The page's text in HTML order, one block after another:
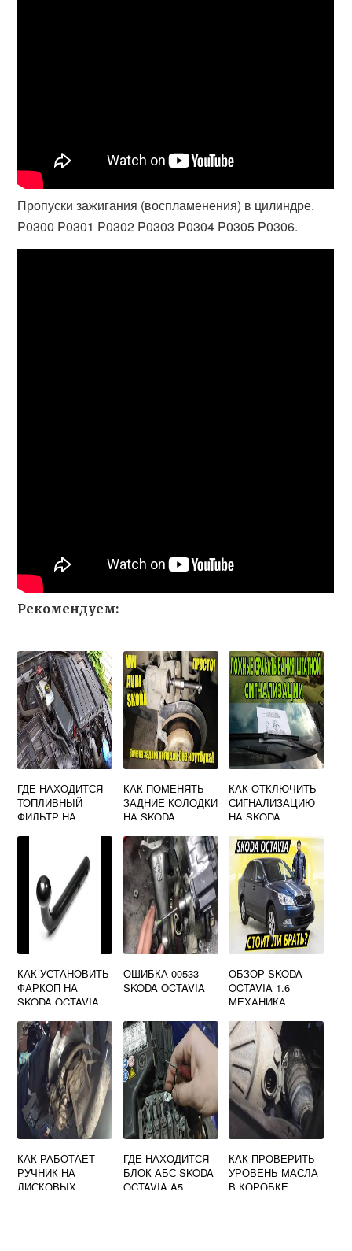
Пропуски зажигания (воспламенения) в цилиндре.
P0300 P0301 P0302 P0303 P0304 P0305 P0306.
Рекомендуем:
ГДЕ НАХОДИТСЯ
ТОПЛИВНЫЙ
ФИЛЬТР НА
КАК ПОМЕНЯТЬ
ЗАДНИЕ КОЛОДКИ
НА SKODA
КАК ОТКЛЮЧИТЬ
СИГНАЛИЗАЦИЮ
НА SKODA
ШТАТНУЮ
КАК УСТАНОВИТЬ
ФАРКОП НА
SKODA OCTAVIA
ОШИБКА 00533
SKODA OCTAVIA
ОБЗОР SKODA
OCTAVIA 1.6
МЕХАНИКА
КАК РАБОТАЕТ
РУЧНИК НА
ДИСКОВЫХ
ГДЕ НАХОДИТСЯ
БЛОК АБС SKODA
OCTAVIA A5
КАК ПРОВЕРИТЬ
УРОВЕНЬ МАСЛА
В КОРОБКЕ